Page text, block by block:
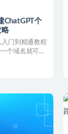
ChatGPT个
略
门到精通教程
个域名就可以